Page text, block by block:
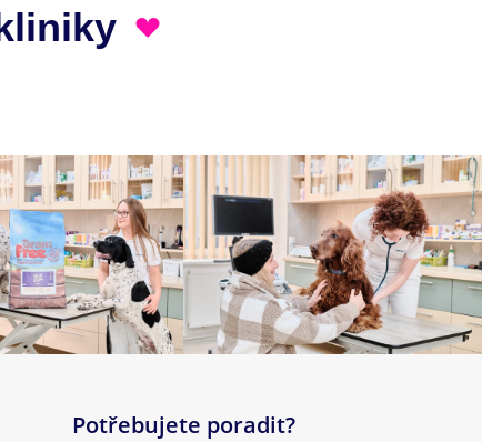
Potřebujete poradit?